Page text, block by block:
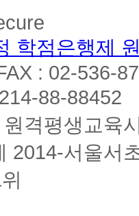
학점은행제
: 02-536-
88-88452
격평생교육
2014-서울서